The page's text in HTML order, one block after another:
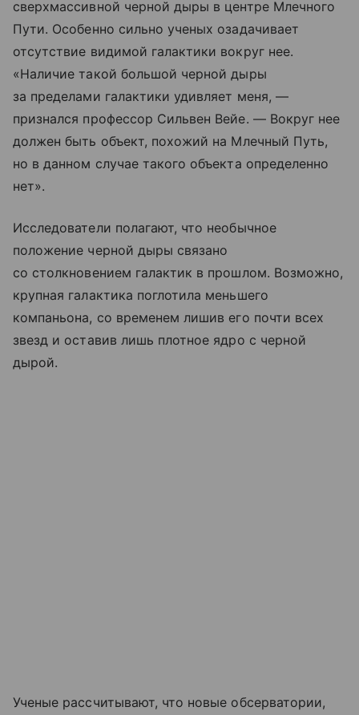
сверхмассивной черной дыры в центре Млечного
Пути. Особенно сильно ученых озадачивает
отсутствие видимой галактики вокруг нее.
«Наличие такой большой черной дыры
за пределами галактики удивляет меня, —
признался профессор Сильвен Вейе. — Вокруг нее
должен быть объект, похожий на Млечный Путь,
но в данном случае такого объекта определенно
нет».
Исследователи полагают, что необычное
положение черной дыры связано
со столкновением галактик в прошлом. Возможно,
крупная галактика поглотила меньшего
компаньона, со временем лишив его почти всех
звезд и оставив лишь плотное ядро с черной
дырой.
Ученые рассчитывают, что новые обсерватории,